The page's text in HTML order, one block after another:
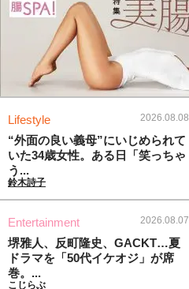
Lifestyle 2026.08.08
“外面の良い義母”にいじめられて
いた34歳女性。ある日「笑っちゃ
う...
鈴木詩子
Entertainment 2026.08.07
堺雅人、反町隆史、GACKT…夏
ドラマを「50代イケオジ」が席
巻。...
こじらぶ